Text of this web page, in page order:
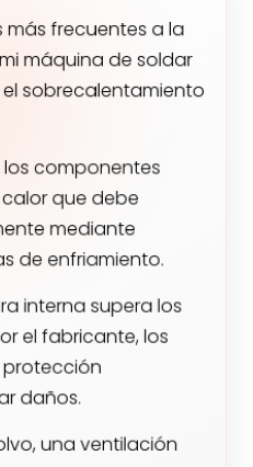
más frecuentes a la
máquina de soldar
sobrecalentamiento
componentes
que debe
mediante
de enfriamiento.
interna supera los
el fabricante, los
daños.
una ventilación